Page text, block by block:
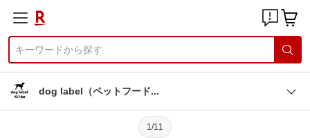
dog label（ペットフー ド
1/11